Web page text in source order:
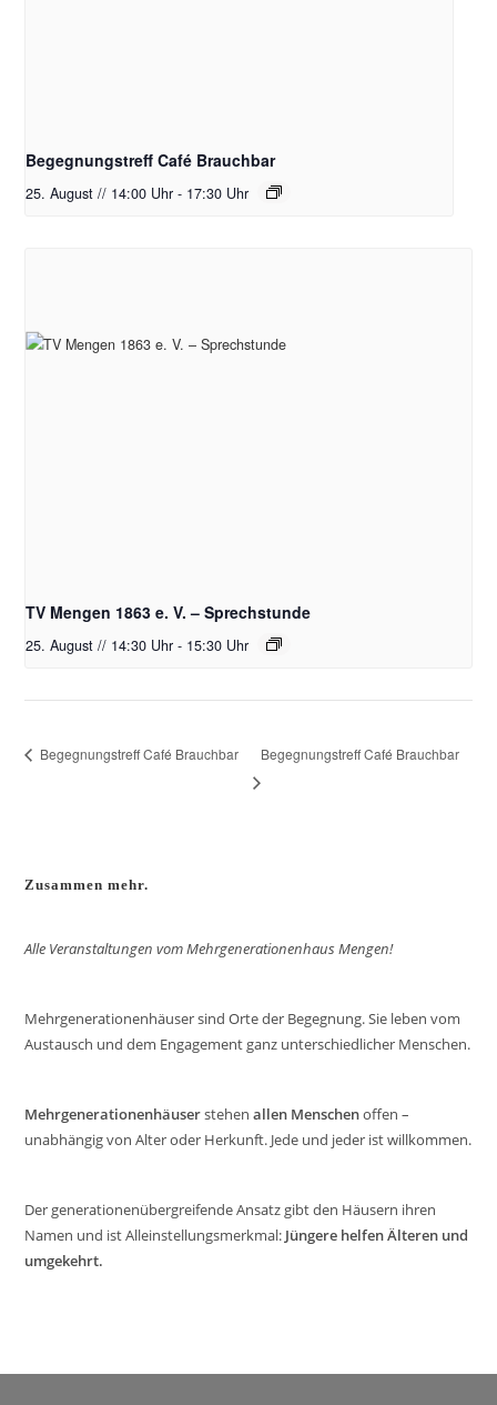
Begegnungstreff Café Brauchbar
25. August // 14:00 Uhr - 17:30 Uhr
TV Mengen 1863 e. V. – Sprechstunde
25. August // 14:30 Uhr - 15:30 Uhr
Begegnungstreff Café Brauchbar Begegnungstreff Café Brauchbar
Zusammen mehr.
Alle Veranstaltungen vom Mehrgenerationenhaus Mengen!
Mehrgenerationenhäuser sind Orte der Begegnung. Sie leben vom
Austausch und dem Engagement ganz unterschiedlicher Menschen.
Mehrgenerationenhäuserstehenallen Menschenoffen –
unabhängig von Alter oder Herkunft. Jede und jeder ist willkommen.
Der generationenübergreifende Ansatz gibt den Häusern ihren
Namen und ist Alleinstellungsmerkmal: Jüngere helfen Älteren und
umgekehrt.